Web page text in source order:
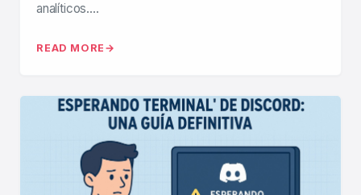
analíticos….
READ MORE